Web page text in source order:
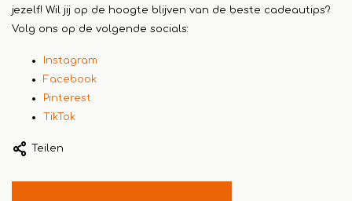
jezelf! Wil jij op de hoogte blijven van de beste cadeautips?
Volg ons op de volgende socials:
Instagram
Facebook
Pinterest
TikTok
Teilen